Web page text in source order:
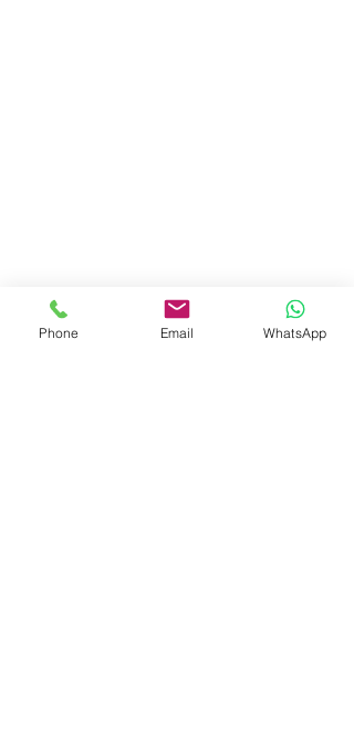
Phone Email WhatsApp